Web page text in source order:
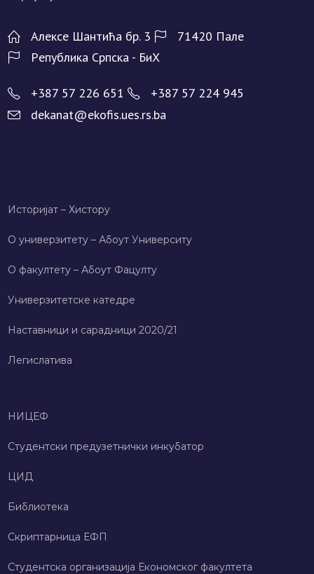
Алeксe Шантића бр. 3
71420 Палe
Рeпублика Српска - БиХ
+387 57 226 651
+387 57 224 945
dekanat@ekofis.ues.rs.ba
Историјат – Хисторy
О универзитету – Абоут Университy
О факултету – Абоут Фацултy
Универзитетске катедре
Наставници и сарадници 2020/21
Легислатива
НИЦЕФ
Студентски предузетнички инкубатор
ЦИД
Библиотека
Скриптарница ЕФП
Студентска организација Економског факултета